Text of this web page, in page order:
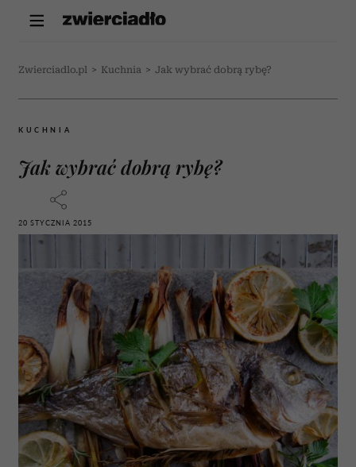
Zwierciadlo.pl > Kuchnia > Jak wybrać dobrą rybę?
KUCHNIA
Jak wybrać dobrą rybę?
20 STYCZNIA 2015